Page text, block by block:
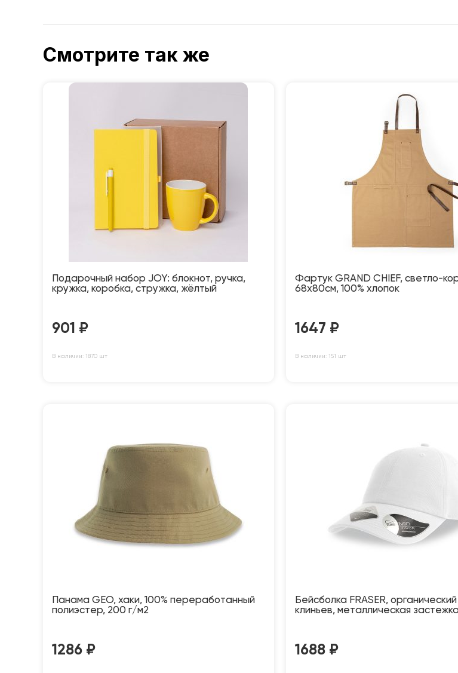
Смотрите так же
Подарочный набор JOY: блокнот, ручка,
кружка, коробка, стружка, жёлтый
901 ₽
В наличии: 1870 шт
Фартук GRAND CHIEF, светло-
68х80см, 100% хлопок
1647 ₽
В наличии: 151 шт
Панама GEO, хаки, 100% переработанный
полиэстер, 200 г/м2
1286 ₽
Бейсболка FRASER,
клиньев, металлическая
1688 ₽